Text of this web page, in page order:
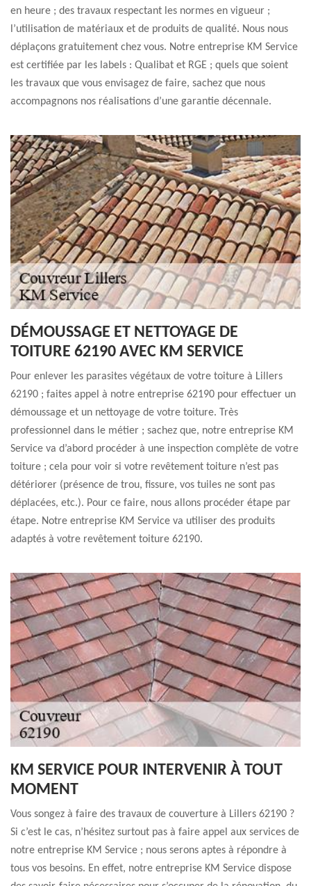
en heure ; des travaux respectant les normes en vigueur ;
l’utilisation de matériaux et de produits de qualité. Nous nous
déplaçons gratuitement chez vous. Notre entreprise KM Service
est certifiée par les labels : Qualibat et RGE ; quels que soient
les travaux que vous envisagez de faire, sachez que nous
accompagnons nos réalisations d’une garantie décennale.
DÉMOUSSAGE ET NETTOYAGE DE
TOITURE 62190 AVEC KM SERVICE
Pour enlever les parasites végétaux de votre toiture à Lillers
62190 ; faites appel à notre entreprise 62190 pour effectuer un
démoussage et un nettoyage de votre toiture. Très
professionnel dans le métier ; sachez que, notre entreprise KM
Service va d’abord procéder à une inspection complète de votre
toiture ; cela pour voir si votre revêtement toiture n’est pas
détériorer (présence de trou, fissure, vos tuiles ne sont pas
déplacées, etc.). Pour ce faire, nous allons procéder étape par
étape. Notre entreprise KM Service va utiliser des produits
adaptés à votre revêtement toiture 62190.
KM SERVICE POUR INTERVENIR À TOUT
MOMENT
Vous songez à faire des travaux de couverture à Lillers 62190 ?
Si c’est le cas, n’hésitez surtout pas à faire appel aux services de
notre entreprise KM Service ; nous serons aptes à répondre à
tous vos besoins. En effet, notre entreprise KM Service dispose